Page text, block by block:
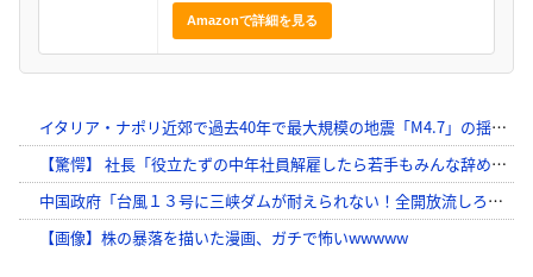
Amazonで詳細を見る